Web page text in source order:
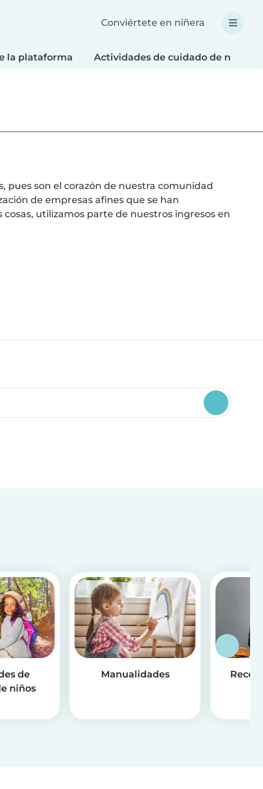
Conviértete en niñera
la plataforma Actividades de cuidado de niños
pues son el corazón de nuestra comunidad
de empresas afines que se han
utilizamos parte de nuestros ingresos en
de
niños
Manualidades